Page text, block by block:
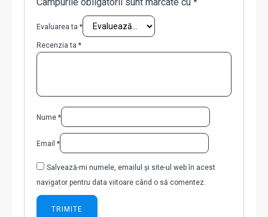
Evaluarea ta *
Recenzia ta *
Nume *
Email *
Salvează-mi numele, emailul și site-ul web în acest
navigator pentru data viitoare când o să comentez.